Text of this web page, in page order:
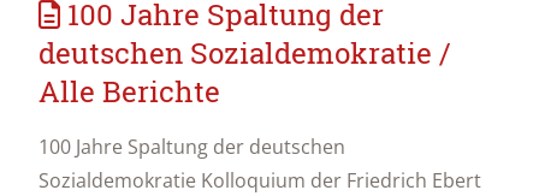
100 Jahre Spaltung der
deutschen Sozialdemokratie /
Alle Berichte
100 Jahre Spaltung der deutschen
Sozialdemokratie Kolloquium der Friedrich Ebert